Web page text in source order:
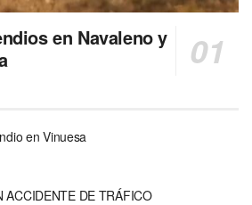
en Navaleno y
en Vinuesa
ACCIDENTE DE TRÁFICO